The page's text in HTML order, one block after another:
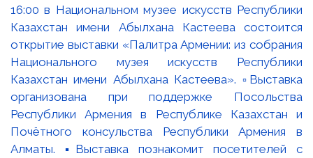
16:00 в Национальном музее искусств Республики
Казахстан имени Абылхана Кастеева состоится
открытие выставки «Палитра Армении: из собрания
Национального музея искусств Республики
Казахстан имени Абылхана Кастеева». ▫️Выставка
организована при поддержке Посольства
Республики Армения в Республике Казахстан и
Почётного консульства Республики Армения в
Алматы. ▪️Выставка познакомит посетителей с